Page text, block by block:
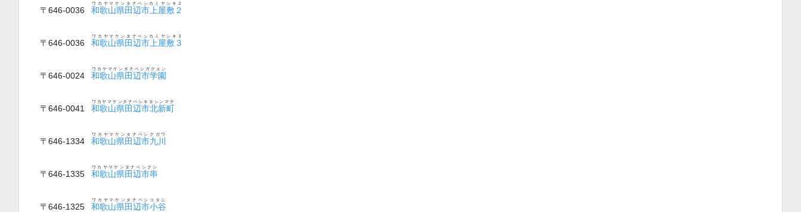
〒646-0036 和歌山県田辺市上屋敷２
ワカヤマケンタナベシカミヤシキ２
〒646-0036 和歌山県田辺市上屋敷３
ワカヤマケンタナベシカミヤシキ３
〒646-0024 和歌山県田辺市学園
ワカヤマケンタナベシガクエン
〒646-0041 和歌山県田辺市北新町
ワカヤマケンタナベシキタシンマチ
〒646-1334 和歌山県田辺市九川
ワカヤマケンタナベシクガワ
〒646-1335 和歌山県田辺市串
ワカヤマケンタナベシクシ
〒646-1325 和歌山県田辺市小谷
ワカヤマケンタナベシコタニ